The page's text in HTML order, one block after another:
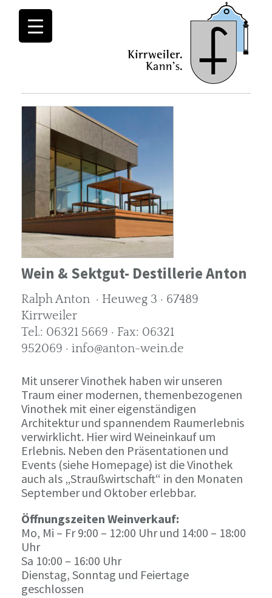
Wein & Sektgut- Destillerie Anton
Ralph Anton · Heuweg 3 · 67489
Kirrweiler
Tel.: 06321 5669 · Fax: 06321
952069 · info@anton-wein.de
Mit unserer Vinothek haben wir unseren
Traum einer modernen, themenbezogenen
Vinothek mit einer eigenständigen
Architektur und spannendem Raumerlebnis
verwirklicht. Hier wird Weineinkauf um
Erlebnis. Neben den Präsentationen und
Events (siehe Homepage) ist die Vinothek
auch als „Straußwirtschaft“ in den Monaten
September und Oktober erlebbar.
Öffnungszeiten Weinverkauf:
Mo, Mi – Fr 9:00 – 12:00 Uhr und 14:00 – 18:00
Uhr
Sa 10:00 – 16:00 Uhr
Dienstag, Sonntag und Feiertage
geschlossen